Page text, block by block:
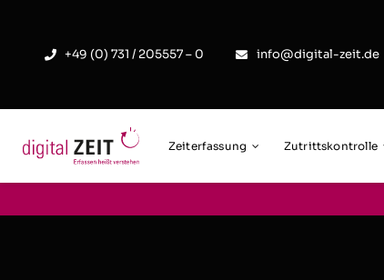
content
+49 (0) 731 / 205557 – 0 info@digital-zeit.de
Zeiterfassung Zutrittskontrolle